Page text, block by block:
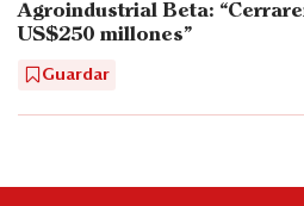
Agroindustrial Beta:
US$250 millones"
Guardar